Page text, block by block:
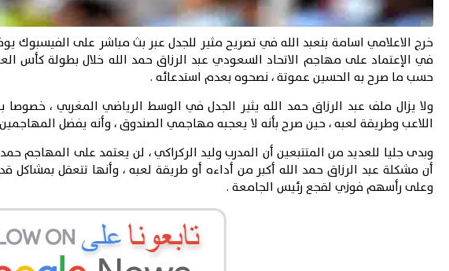
خرج الاعلامي اسامة بنعبد الله في تصريح مثير للجدل عبر بث مباشر على
في الإعتماد على مهاجم الاتحاد السعودي عبد الرزاق حمد الله خلال بطولة كأس
حسب ما صرح به الحسين عموتة ، نصحوه بعدم استدعائه .
ولا يزال ملف عبد الرزاق حمد الله يثير الجدل في الوسط الرياضي المغربي ، خصوصا
اللاعب وطريقة لعبه ، حين صرح بأنه لا يعجبه مهاجمي الصندوق ، وأنه يفضل
وبدى جليا للعديد من المتتبعين أن المدرب وليد الركراكي ، لن يعتمد على المهاجم
أن مشكلة عبد الرزاق حمد الله أكبر من أداءه أو طريقة لعبه ، وأنها تتعقل
وعلى رأسهم فوزي لقجع رئيس الجامعة .